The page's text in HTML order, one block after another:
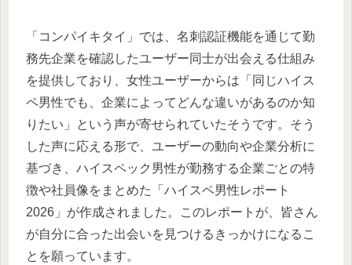
「コンパイキタイ」では、名刺認証機能を通じて勤
務先企業を確認したユーザー同士が出会える仕組み
を提供しており、女性ユーザーからは「同じハイス
ペ男性でも、企業によってどんな違いがあるのか知
りたい」という声が寄せられていたそうです。そう
した声に応える形で、ユーザーの動向や企業分析に
基づき、ハイスペック男性が勤務する企業ごとの特
徴や社員像をまとめた「ハイスペ男性レポート
2026」が作成されました。このレポートが、皆さん
が自分に合った出会いを見つけるきっかけになるこ
とを願っています。